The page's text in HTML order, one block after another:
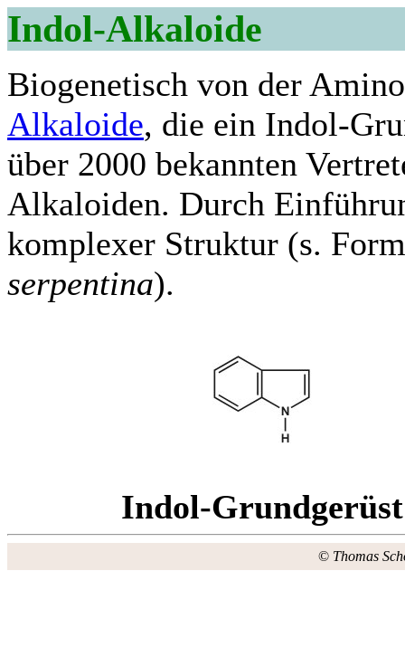
Indol-Alkaloide
Biogenetisch von der
Alkaloide, die ein Indol-
über 2000 bekannten
Alkaloiden. Durch
komplexer Struktur (s.
serpentina).
Indol-Grundgerüst
© Thomas